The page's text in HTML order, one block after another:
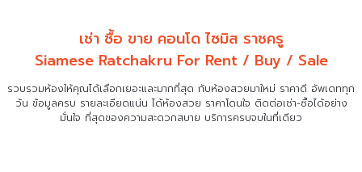
เช่า ซื้อ ขาย คอนโด ไซมิส ราชครู
Siamese Ratchakru For Rent / Buy / Sale
รวบรวมห้องให้คุณได้เลือกเยอะและมากที่สุด กับห้องสวยมาใหม่ ราคาดี อัพเดททุก
วัน ข้อมูลครบ รายละเอียดแน่นได้ห้องสวย ราคาโดนใจ ติดต่อเช่า-ซื้อได้อย่าง
มั่นใจ ที่สุดของความสะดวกสบาย บริการครบจบในที่เดียว